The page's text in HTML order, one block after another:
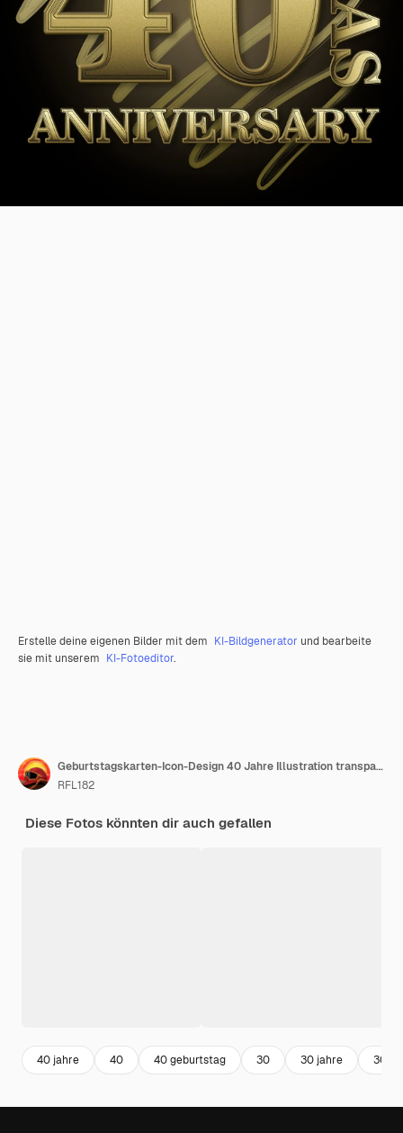
Erstelle deine eigenen Bilder mit dem KI-Bildgenerator und bearbeite
sie mit unserem KI-Fotoeditor.
Geburtstagskarten-Icon-Design 40 Jahre Illustration transparenter Hintergrund
RFL182
Diese Fotos könnten dir auch gefallen
40 jahre 40 40 geburtstag 30 30 jahre 30